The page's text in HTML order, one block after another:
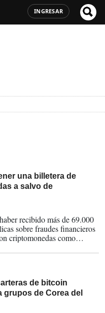
INGRESAR
una billetera de
a salvo de
recibido más de 69.000
sobre fraudes financieros
criptomonedas como
de bitcoin
grupos de Corea del